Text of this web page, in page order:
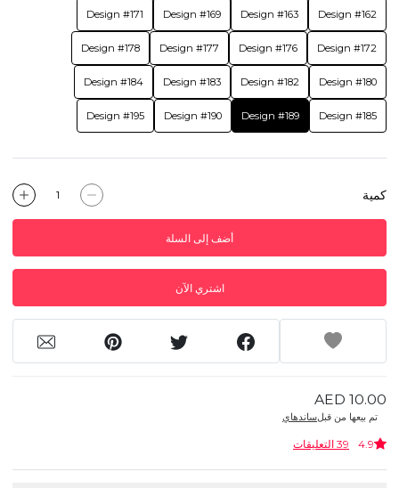
Design #162
Design #163
Design #169
Design #171
Design #172
Design #176
Design #177
Design #178
Design #180
Design #182
Design #183
Design #184
Design #185
Design #189
Design #190
Design #195
كمية
أضف إلى السلة
اشتري الآن
AED 10.00
تم بيعها من قبلساندهاي
4.9 39 التعليقات